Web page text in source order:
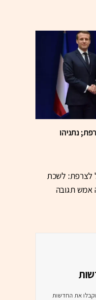
נתניהו
לצרפת: לשכת
תגובה
וקבלו את החדשות